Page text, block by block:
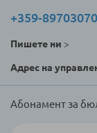
+359-
Пишете ни >
Адрес на
Абонамент за